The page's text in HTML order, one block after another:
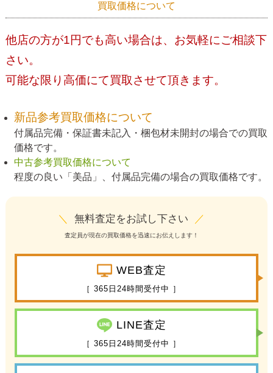
買取価格について
他店の方が1円でも高い場合は、お気軽にご相談下
さい。
可能な限り高価にて買取させて頂きます。
新品参考買取価格について
付属品完備・保証書未記入・梱包材未開封の場合での買取
価格です。
中古参考買取価格について
程度の良い「美品」、付属品完備の場合の買取価格です。
＼ 無料査定をお試し下さい ／
査定員が現在の買取価格を迅速にお伝えします！
WEB査定
［ 365日24時間受付中 ］
LINE査定
［ 365日24時間受付中 ］